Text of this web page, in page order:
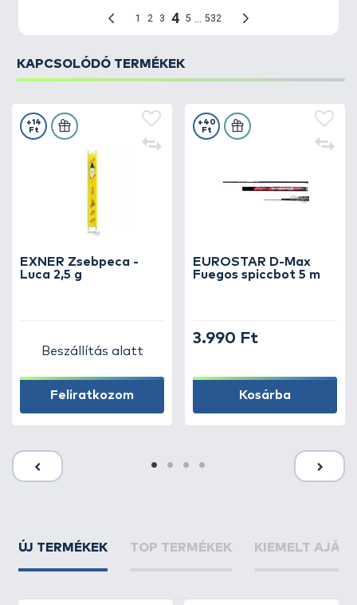
KAPCSOLÓDÓ TERMÉKEK
EXNER Zsebpeca -
Luca 2,5 g
+14
Ft
Beszállítás alatt
Feliratkozom
EUROSTAR D-Max
Fuegos spiccbot 5 m
+40
Ft
3.990 Ft
Kosárba
ÚJ TERMÉKEK TOP TERMÉKEK KIEMELT